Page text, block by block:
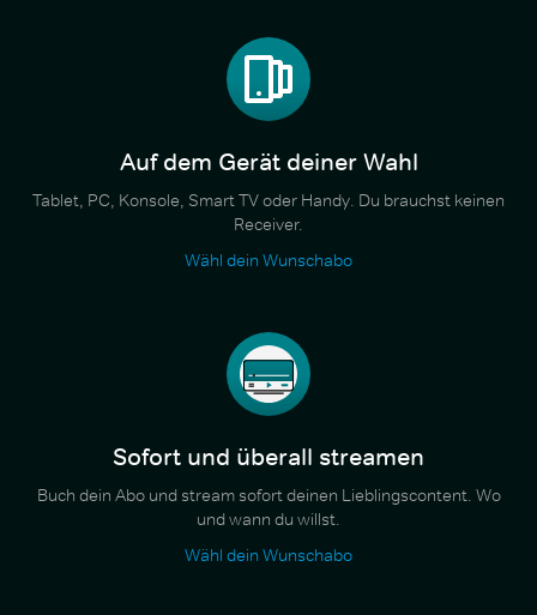
Auf dem Gerät deiner Wahl
Tablet, PC, Konsole, Smart TV oder Handy. Du brauchst keinen
Receiver.
Wähl dein Wunschabo
Sofort und überall streamen
Buch dein Abo und stream sofort deinen Lieblingscontent. Wo
und wann du willst.
Wähl dein Wunschabo